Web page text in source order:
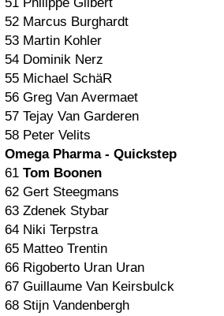
52 Marcus Burghardt
53 Martin Kohler
54 Dominik Nerz
55 Michael SchäR
56 Greg Van Avermaet
57 Tejay Van Garderen
58 Peter Velits
Omega Pharma - Quickstep
61 Tom Boonen
62 Gert Steegmans
63 Zdenek Stybar
64 Niki Terpstra
65 Matteo Trentin
66 Rigoberto Uran Uran
67 Guillaume Van Keirsbulck
68 Stijn Vandenbergh